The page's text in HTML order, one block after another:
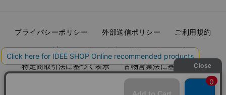
プライバシーポリシー 外部送信ポリシー
ご利用規約
cookieについて
セキュリティーについて
特定商取引法に基づく表示
古物営業法に基づく表示